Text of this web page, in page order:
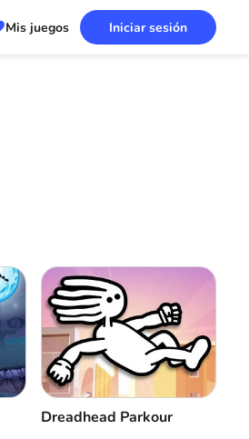
Mis juegos Iniciar sesión
Dreadhead Parkour